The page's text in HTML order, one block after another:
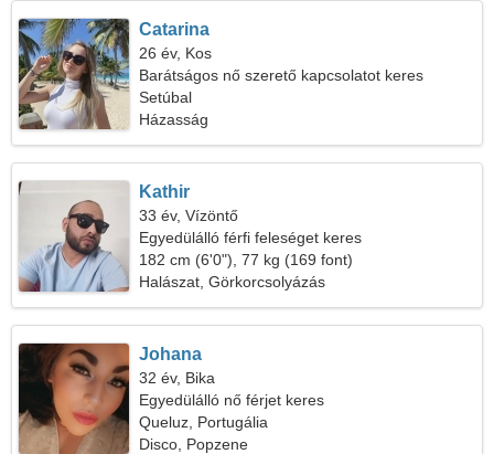
Catarina
26 év, Kos
Barátságos nő szerető kapcsolatot keres
Setúbal
Házasság
Kathir
33 év, Vízöntő
Egyedülálló férfi feleséget keres
182 cm (6'0"), 77 kg (169 font)
Halászat, Görkorcsolyázás
Johana
32 év, Bika
Egyedülálló nő férjet keres
Queluz, Portugália
Disco, Popzene